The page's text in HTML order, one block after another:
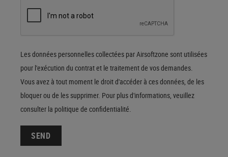
Les données personnelles collectées par Airsoftzone sont utilisées
pour l'exécution du contrat et le traitement de vos demandes.
Vous avez à tout moment le droit d'accéder à ces données, de les
bloquer ou de les supprimer. Pour plus d'informations, veuillez
consulter la politique de confidentialité.
SEND